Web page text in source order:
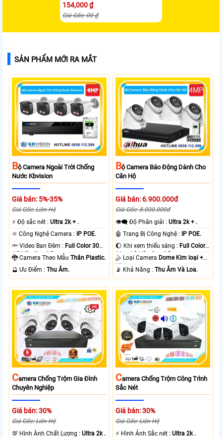
154,000 ₫
Giá Gốc: 00 ₫
SẢN PHẨM MỚI RA MẮT
BỘ Camera Ngoài Trời Chống
Nước Kbvision
Giá bán: 5%-35%
Giá Gốc: Liên Hệ
️⚡ Độ sắc nét :Ultra 2k + .
⚛️ Công Nghệ Camera :
IP POE.
🔦 Video Ban Đêm : Full Color 30m
Có Màu Ban Ðêm.
🐉️ Camera Theo MẫuThân Plastic.
️🔮 Ưu Điểm :Thu Âm.
BỘ Camera Báo Động Dành Cho
Căn Hộ
Giá bán: 6.900.000đ
Giá Gốc: 8.000.000đ
👁️‍🗨 Độ Phân giải :Ultra 2k + .
🤖️ Trang Bị Công Nghệ :
IP POE.
🌔 Khi xem thiếu sáng : Full Color
30m Có Màu Ban Ðêm.
🤹 Loại Camera Dome Kim loại +
Nhựa.
️📡 Khả Năng :Thu Âm Và Loa.
CAmera Chống Trộm Gia Đình
Chuyên Nghiệp
Giá bán: 30%
Giá Gốc: Liên Hệ
💯 Hình Ành Chất Lượng :Ultra 2k .
CAmera Chống Trộm Công Trình
Sắc Nét
Giá bán: 30%
Giá Gốc: Liên Hệ
️⚡ Hình Ảnh Sắc nét :Ultra 2k .